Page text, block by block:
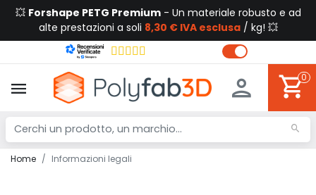
💥 Forshape PETG Premium- Un materiale robusto e ad
alte prestazioni a soli 8,30 € IVA esclusa/ kg! 💥
0
Home Informazioni legali